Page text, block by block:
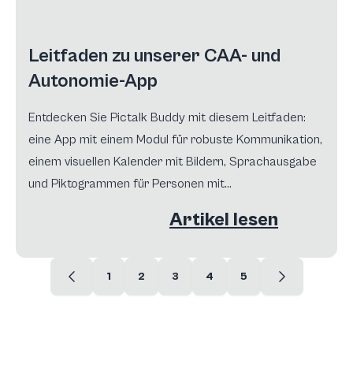
Leitfaden zu unserer CAA- und
Autonomie-App
Entdecken Sie Pictalk Buddy mit diesem Leitfaden:
eine App mit einem Modul für robuste Kommunikation,
einem visuellen Kalender mit Bildern, Sprachausgabe
und Piktogrammen für Personen mit
Artikel lesen
1 2 3 4 5